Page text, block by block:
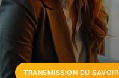
TRANSMISSION DU SAVOIR